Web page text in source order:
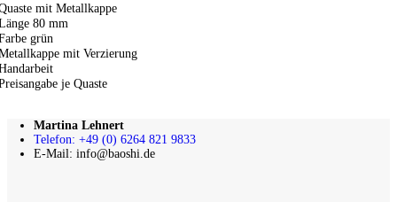
mit Metallkappe
80 mm
grün
mit Verzierung
je Quaste
Martina Lehnert
Telefon: +49 (0) 6264 821 9833
E-Mail: info@baoshi.de